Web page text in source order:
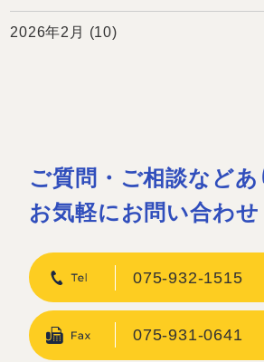
2026年2月 (10)
ご質問・ご相談など
お気軽にお問い合わせ
075-932-1515
075-931-0641